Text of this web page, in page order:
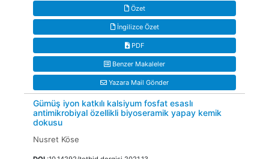
Özet
İngilizce Özet
PDF
Benzer Makaleler
Yazara Mail Gönder
Gümüş iyon katkılı kalsiyum fosfat esaslı
antimikrobiyal özellikli biyoseramik yapay kemik
dokusu
Nusret Köse